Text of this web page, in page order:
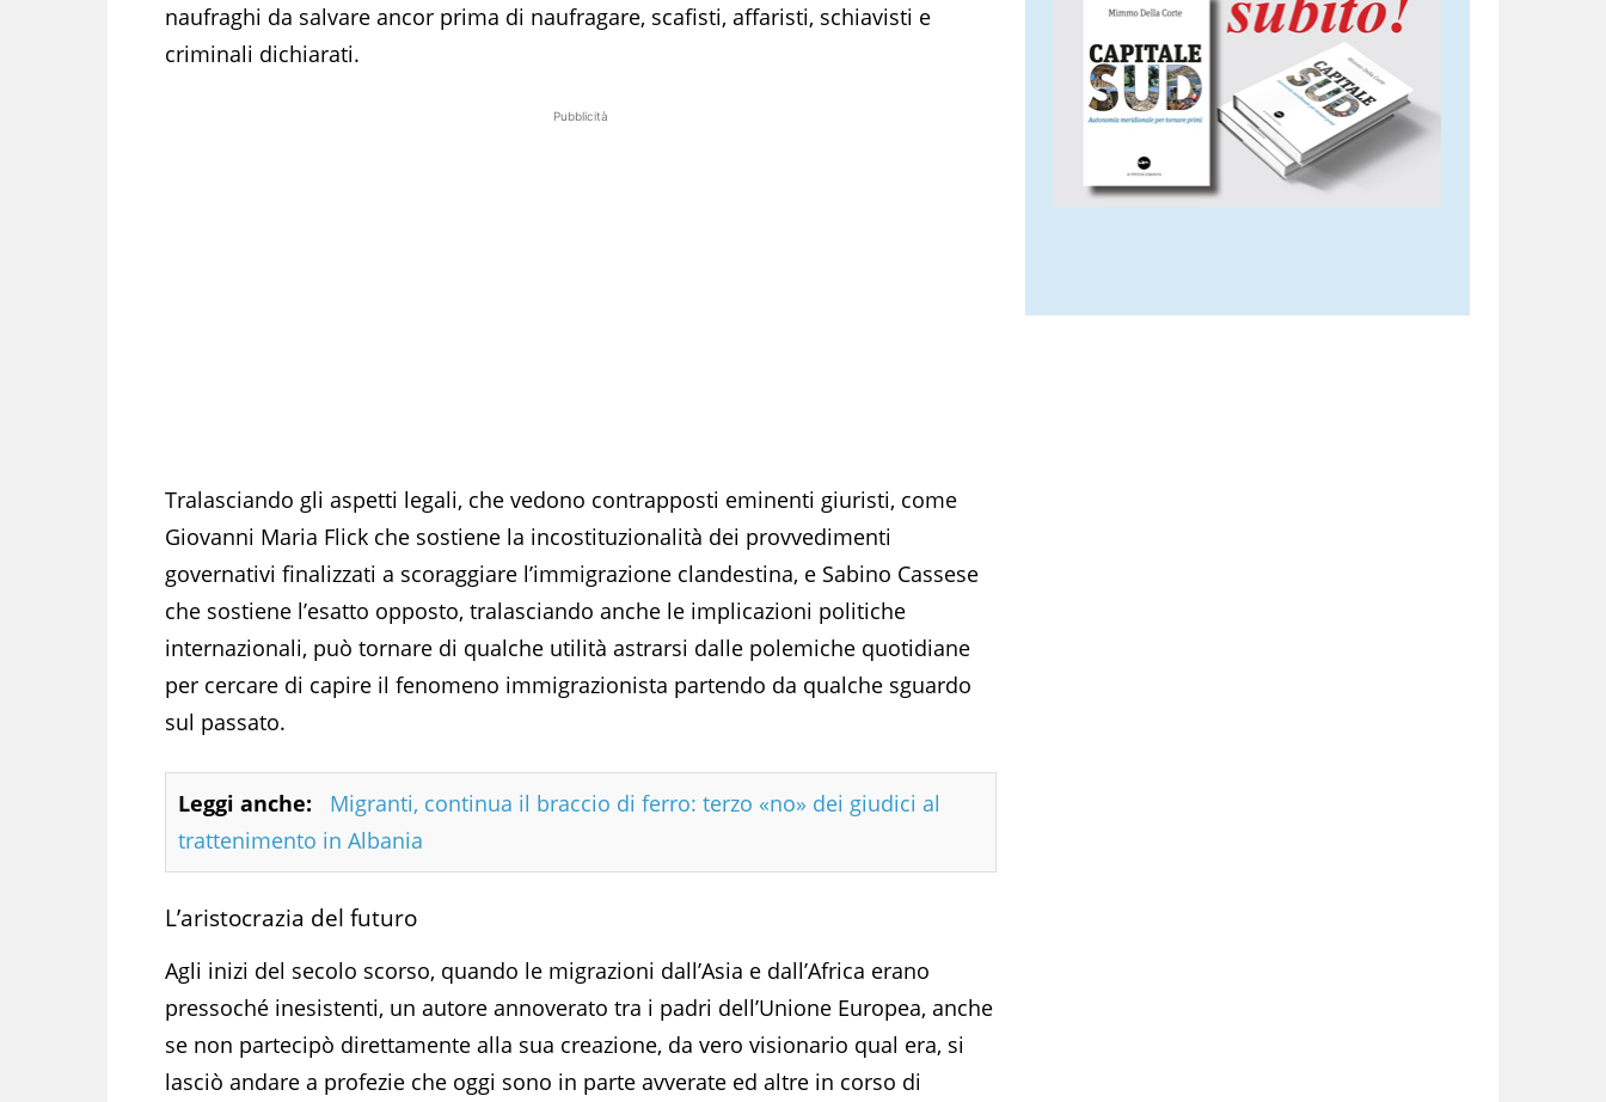
naufraghi da salvare ancor prima di naufragare, scafisti, affaristi, schiavisti e
criminali dichiarati.
Pubblicità
Tralasciando gli aspetti legali, che vedono contrapposti eminenti giuristi, come
Giovanni Maria Flick che sostiene la incostituzionalità dei provvedimenti
governativi finalizzati a scoraggiare l’immigrazione clandestina, e Sabino Cassese
che sostiene l’esatto opposto, tralasciando anche le implicazioni politiche
internazionali, può tornare di qualche utilità astrarsi dalle polemiche quotidiane
per cercare di capire il fenomeno immigrazionista partendo da qualche sguardo
sul passato.
Leggi anche:
Migranti, continua il braccio di ferro: terzo «no» dei giudici al
trattenimento in Albania
L’aristocrazia del futuro
Agli inizi del secolo scorso, quando le migrazioni dall’Asia e dall’Africa erano
pressoché inesistenti, un autore annoverato tra i padri dell’Unione Europea, anche
se non partecipò direttamente alla sua creazione, da vero visionario qual era, si
lasciò andare a profezie che oggi sono in parte avverate ed altre in corso di